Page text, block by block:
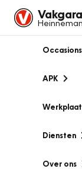
Heinneman
Occasions
APK
Diensten
Over ons